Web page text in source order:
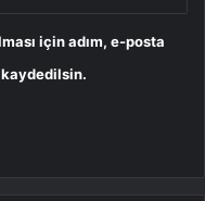
için adım, e-posta
kaydedilsin.